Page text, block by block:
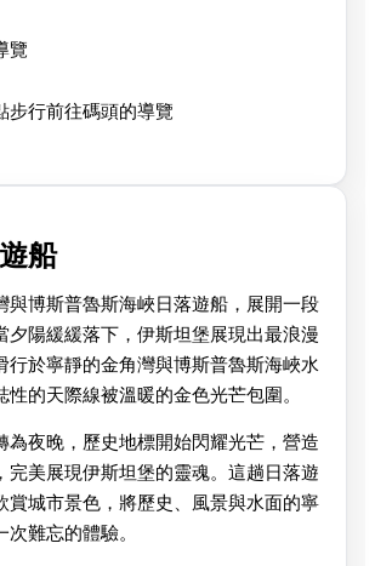
覽
步行前往碼頭的導覽
船
與博斯普魯斯海峽日落遊船，展開一段
夕陽緩緩落下，伊斯坦堡展現出最浪漫
行於寧靜的金角灣與博斯普魯斯海峽水
的天際線被溫暖的金色光芒包圍。
為夜晚，歷史地標開始閃耀光芒，營造
完美展現伊斯坦堡的靈魂。這趟日落遊
賞城市景色，將歷史、風景與水面的寧
難忘的體驗。